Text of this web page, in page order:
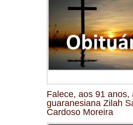
Falece, aos 91 anos,
guaranesiana Zilah
Cardoso Moreira